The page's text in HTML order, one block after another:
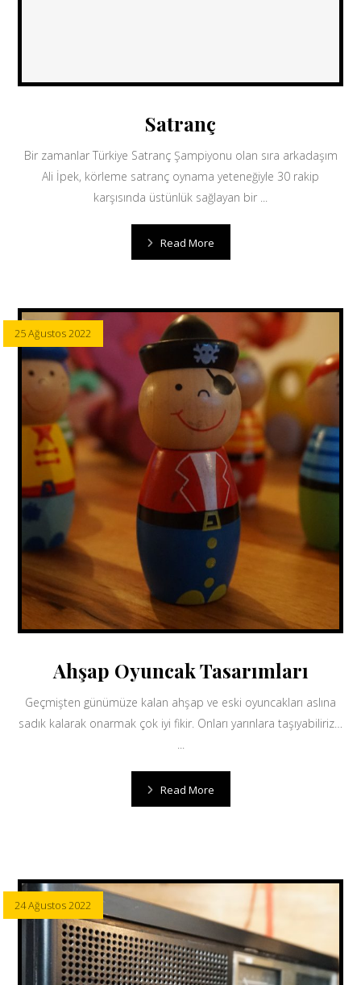
Satranç
Bir zamanlar Türkiye Satranç Şampiyonu olan sıra arkadaşım
Ali İpek, körleme satranç oynama yeteneğiyle 30 rakip
karşısında üstünlük sağlayan bir ...
Read More
Ahşap Oyuncak Tasarımları
25 Ağustos 2022
Geçmişten günümüze kalan ahşap ve eski oyuncakları aslına
sadık kalarak onarmak çok iyi fikir. Onları yarınlara taşıyabiliriz…
...
Read More
24 Ağustos 2022